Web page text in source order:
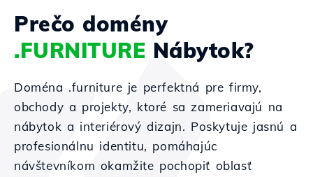
Prečo domény
.FURNITURE Nábytok?
Doména .furniture je perfektná pre firmy,
obchody a projekty, ktoré sa zameriavajú na
nábytok a interiérový dizajn. Poskytuje jasnú a
profesionálnu identitu, pomáhajúc
návštevníkom okamžite pochopiť oblasť